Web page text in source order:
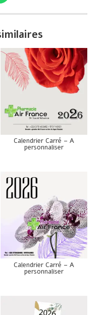
Calendrier Carré – A
personnaliser
Calendrier Carré – A
personnaliser